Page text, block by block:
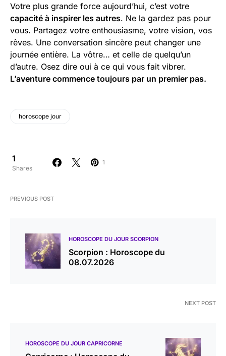
Votre plus grande force aujourd’hui, c’est votre
capacité à inspirer les autres. Ne la gardez pas pour
vous. Partagez votre enthousiasme, votre vision, vos
rêves. Une conversation sincère peut changer une
journée entière. La vôtre… et celle de quelqu’un
d’autre. Osez dire oui à ce qui vous fait vibrer.
L’aventure commence toujours par un premier pas.
horoscope jour
1
Shares
1
PREVIOUS POST
HOROSCOPE DU JOUR SCORPION
Scorpion : Horoscope du
08.07.2026
NEXT POST
HOROSCOPE DU JOUR CAPRICORNE